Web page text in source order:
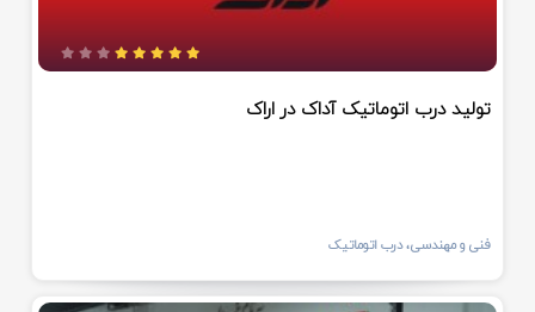
تولید درب اتوماتیک آداک در اراک
فنی و مهندسی، درب اتوماتیک